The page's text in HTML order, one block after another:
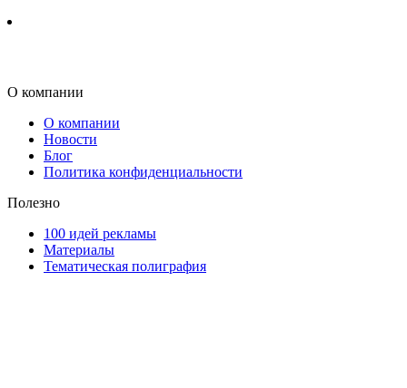
О компании
О компании
Новости
Блог
Политика конфиденциальности
Полезно
100 идей рекламы
Материалы
Тематическая полиграфия